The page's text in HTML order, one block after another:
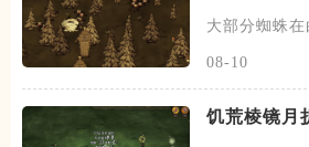
大部分蜘蛛在
08-10
饥荒棱镜月